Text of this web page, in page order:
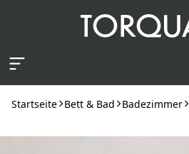
Startseite Bett & Bad Badezimmer